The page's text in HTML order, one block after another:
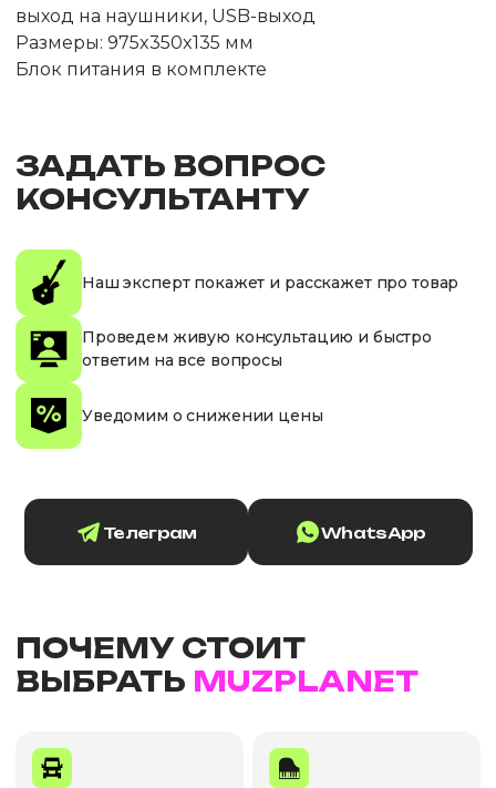
выход на наушники, USB-выход
Размеры: 975x350x135 мм
Блок питания в комплекте
ЗАДАТЬ ВОПРОС
КОНСУЛЬТАНТУ
Наш эксперт покажет и расскажет про товар
Проведем живую консультацию и быстро
ответим на все вопросы
Уведомим о снижении цены
Телеграм WhatsApp
ПОЧЕМУ СТОИТ
ВЫБРАТЬ MUZPLANET